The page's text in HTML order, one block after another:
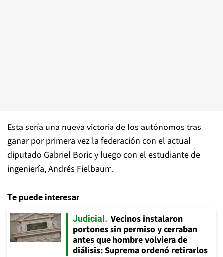
Esta sería una nueva victoria de los autónomos tras
ganar por primera vez la federación con el actual
diputado Gabriel Boric y luego con el estudiante de
ingeniería, Andrés Fielbaum.
Te puede interesar
Judicial
Vecinos instalaron
portones sin permiso y cerraban
antes que hombre volviera de
diálisis: Suprema ordenó retirarlos